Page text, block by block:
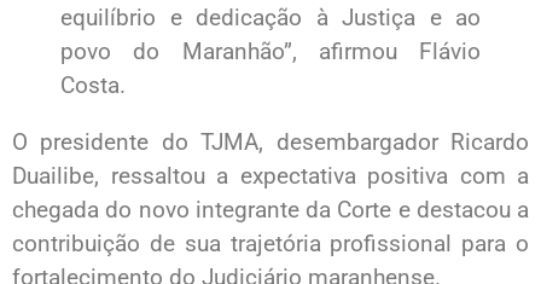
equilíbrio e dedicação à Justiça e ao
povo do Maranhão”, afirmou Flávio
Costa.
O presidente do TJMA, desembargador Ricardo
Duailibe, ressaltou a expectativa positiva com a
chegada do novo integrante da Corte e destacou a
contribuição de sua trajetória profissional para o
fortalecimento do Judiciário maranhense.